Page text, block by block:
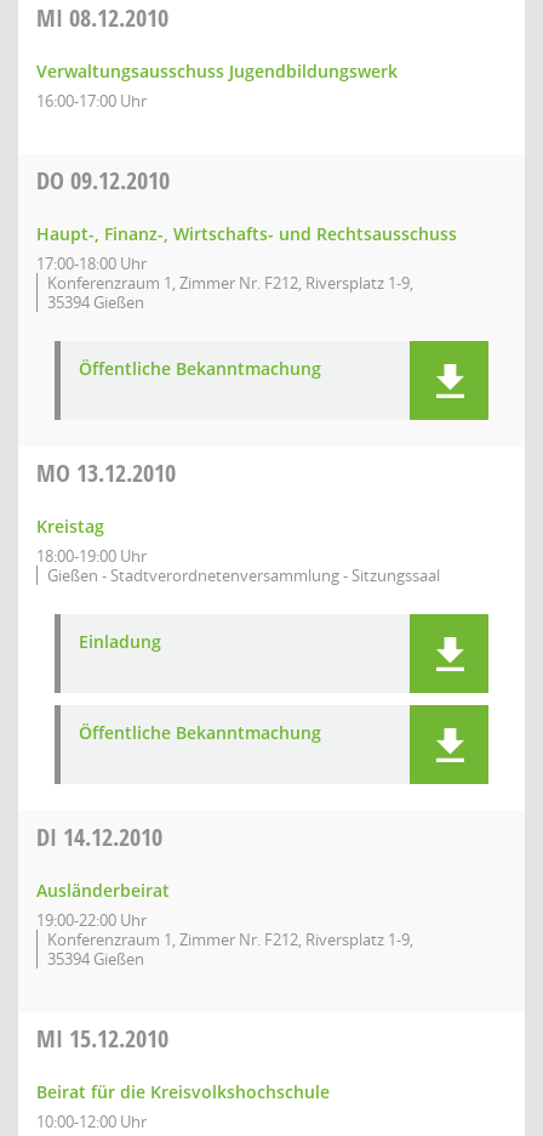
MI 08.12.2010
Verwaltungsausschuss Jugendbildungswerk
16:00-17:00 Uhr
DO 09.12.2010
Haupt-, Finanz-, Wirtschafts- und Rechtsausschuss
17:00-18:00 Uhr
Konferenzraum 1, Zimmer Nr. F212, Riversplatz 1-9,
35394 Gießen
Öffentliche Bekanntmachung
MO 13.12.2010
Kreistag
18:00-19:00 Uhr
Gießen - Stadtverordnetenversammlung - Sitzungssaal
Einladung
Öffentliche Bekanntmachung
DI 14.12.2010
Ausländerbeirat
19:00-22:00 Uhr
Konferenzraum 1, Zimmer Nr. F212, Riversplatz 1-9,
35394 Gießen
MI 15.12.2010
Beirat für die Kreisvolkshochschule
10:00-12:00 Uhr